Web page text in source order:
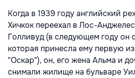
Когда в 1939 году английский
Хичкок переехал в Лос-
Голливуд (в следующем году он
которая принесла ему первую
"Оскар"), он, его жена Альма и
снимали жилище на бульваре